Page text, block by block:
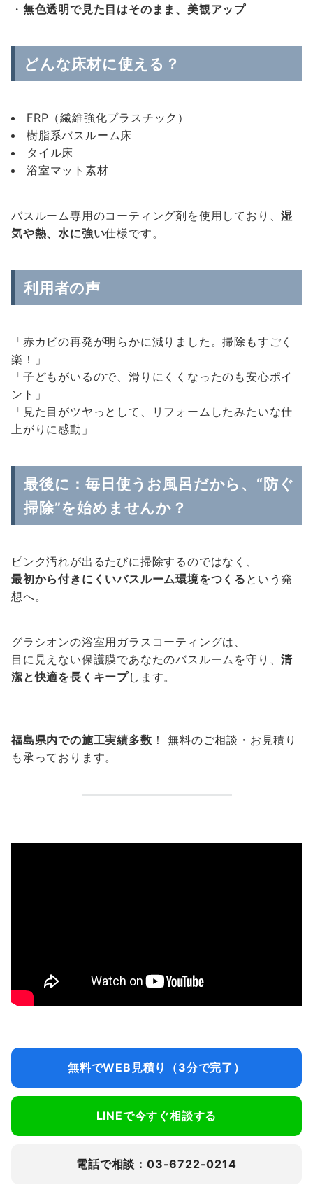
・ 無色透明で見た目はそのまま、美観アップ
どんな床材に使える？
FRP（繊維強化プラスチック）
樹脂系バスルーム床
タイル床
浴室マット素材
バスルーム専用のコーティング剤を使用しており、湿
気や熱、水に強い仕様です。
利用者の声
「赤カビの再発が明らかに減りました。掃除もすごく
楽！」
「子どもがいるので、滑りにくくなったのも安心ポイ
ント」
「見た目がツヤっとして、リフォームしたみたいな仕
上がりに感動」
最後に：毎日使うお風呂だから、“防ぐ
掃除”を始めませんか？
ピンク汚れが出るたびに掃除するのではなく、
最初から付きにくいバスルーム環境をつくる という発
想へ。
グラシオンの浴室用ガラスコーティングは、
目に見えない保護膜であなたのバスルームを守り、清
潔と快適を長くキープします。
福島県内での施工実績多数 ！ 無料のご相談・お見積り
も承っております。
無料でWEB見積り（3分で完了）
LINEで今すぐ相談する
電話で相談：03-6722-0214